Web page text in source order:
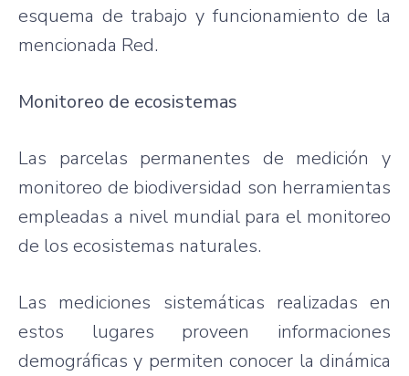
esquema de trabajo y funcionamiento de la
mencionada Red.
Monitoreo de ecosistemas
Las parcelas permanentes de medición y
monitoreo de biodiversidad son herramientas
empleadas a nivel mundial para el monitoreo
de los ecosistemas naturales.
Las mediciones sistemáticas realizadas en
estos lugares proveen informaciones
demográficas y permiten conocer la dinámica